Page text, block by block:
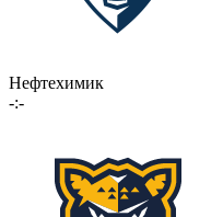
Нефтехимик
-:-